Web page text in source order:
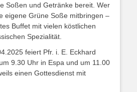
Soßen und Getränke bereit. Wer
eigene Grüne Soße mitbringen –
Buffet mit vielen köstlichen
Spezialität.
feiert Pfr. i. E. Eckhard
9.30 Uhr in Espa und um 11.00
einen Gottesdienst mit